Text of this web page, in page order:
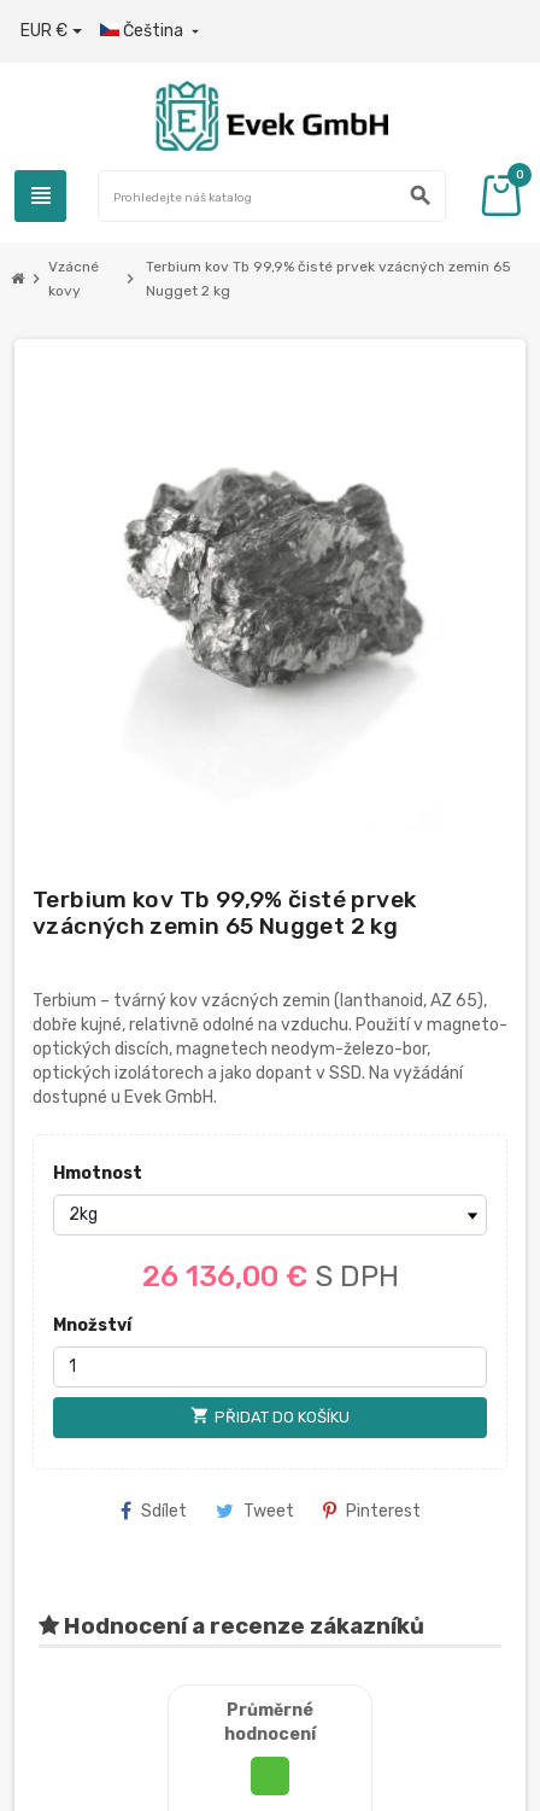
EUR € Čeština 
view_headline search
0
chevron_right
Vzácné
kovy
chevron_right
Terbium kov Tb 99,9% čisté prvek vzácných zemin 65
Nugget 2 kg
Terbium kov Tb 99,9% čisté prvek
vzácných zemin 65 Nugget 2 kg
Terbium – tvárný kov vzácných zemin (lanthanoid, AZ 65),
dobře kujné, relativně odolné na vzduchu. Použití v magneto-
optických discích, magnetech neodym-železo-bor,
optických izolátorech a jako dopant v SSD. Na vyžádání
dostupné u Evek GmbH.
Hmotnost
26 136,00 € S DPH
Množství
shopping_cart PŘIDAT DO KOŠÍKU
Sdílet Tweet Pinterest
Hodnocení a recenze zákazníků
Průměrné
hodnocení